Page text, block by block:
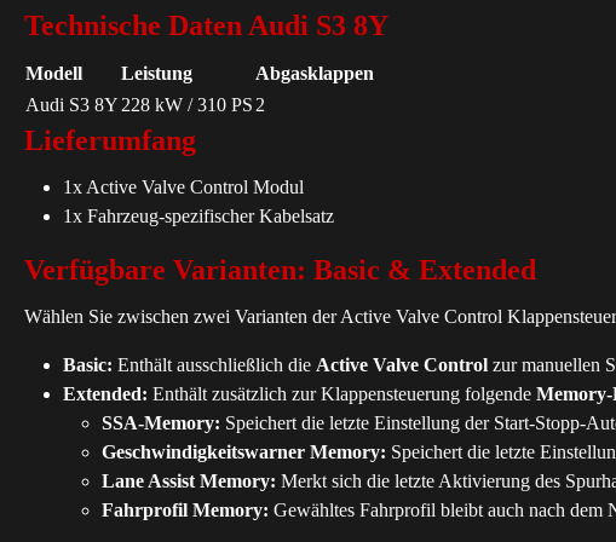
Technische Daten Audi S3 8Y
Modell Leistung
Abgasklappen
Audi S3 8Y 228 kW / 310 PS 2
Lieferumfang
1x Active Valve Control Modul
1x Fahrzeug-spezifischer Kabelsatz
Verfügbare Varianten: Basic & Extended
Wählen Sie zwischen zwei Varianten der Active Valve Control
Basic: Enthält ausschließlich die Active Valve Control zur manuellen
Extended: Enthält zusätzlich zur Klappensteuerung folgende
SSA-Memory: Speichert die letzte Einstellung der Start-Stopp-
Geschwindigkeitswarner Memory: Speichert die letzte
Lane Assist Memory: Merkt sich die letzte Aktivierung des
Fahrprofil Memory: Gewähltes Fahrprofil bleibt auch nach dem